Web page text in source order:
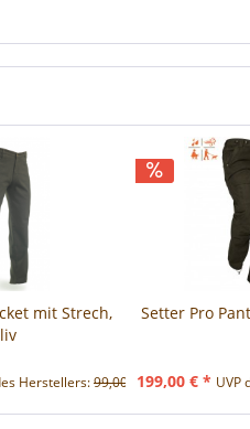
mit Strech,
Herstellers:99,00 € *
Setter Pro
199,00 € * UVP